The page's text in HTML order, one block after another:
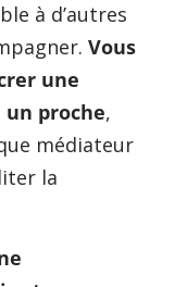
à d’autres
Vous
une
un proche,
médiateur
la